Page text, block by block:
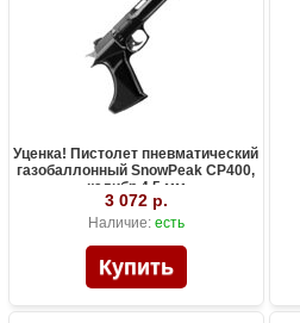
Уценка! Пистолет пневматический
газобаллонный SnowPeak CP400,
калибр 4.5 мм
3 072 р.
Наличие: есть